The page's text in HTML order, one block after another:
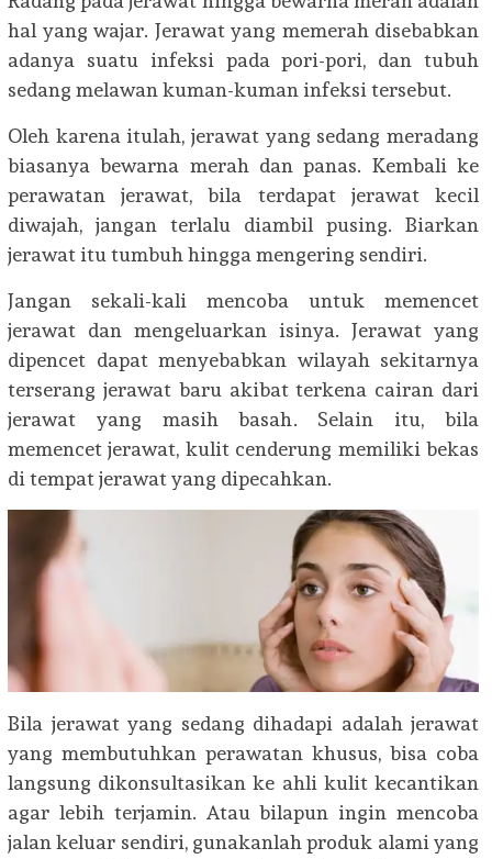
hal yang wajar. Jerawat yang memerah disebabkan
adanya suatu infeksi pada pori-pori, dan tubuh
sedang melawan kuman-kuman infeksi tersebut.
Oleh karena itulah, jerawat yang sedang meradang
biasanya bewarna merah dan panas. Kembali ke
perawatan jerawat, bila terdapat jerawat kecil
diwajah, jangan terlalu diambil pusing. Biarkan
jerawat itu tumbuh hingga mengering sendiri.
Jangan sekali-kali mencoba untuk memencet
jerawat dan mengeluarkan isinya. Jerawat yang
dipencet dapat menyebabkan wilayah sekitarnya
terserang jerawat baru akibat terkena cairan dari
jerawat yang masih basah. Selain itu, bila
memencet jerawat, kulit cenderung memiliki bekas
di tempat jerawat yang dipecahkan.
Bila jerawat yang sedang dihadapi adalah jerawat
yang membutuhkan perawatan khusus, bisa coba
langsung dikonsultasikan ke ahli kulit kecantikan
agar lebih terjamin. Atau bilapun ingin mencoba
jalan keluar sendiri, gunakanlah produk alami yang